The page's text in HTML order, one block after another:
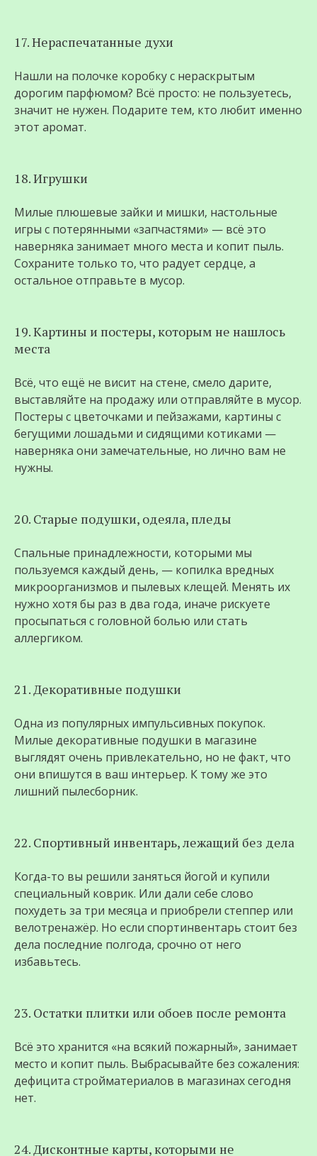
17. Нераспечатанные духи
Нашли на полочке коробку с нераскрытым
дорогим парфюмом? Всё просто: не пользуетесь,
значит не нужен. Подарите тем, кто любит именно
этот аромат.
18. Игрушки
Милые плюшевые зайки и мишки, настольные
игры с потерянными «запчастями» — всё это
наверняка занимает много места и копит пыль.
Сохраните только то, что радует сердце, а
остальное отправьте в мусор.
19. Картины и постеры, которым не нашлось
места
Всё, что ещё не висит на стене, смело дарите,
выставляйте на продажу или отправляйте в мусор.
Постеры с цветочками и пейзажами, картины с
бегущими лошадьми и сидящими котиками —
наверняка они замечательные, но лично вам не
нужны.
20. Старые подушки, одеяла, пледы
Спальные принадлежности, которыми мы
пользуемся каждый день, — копилка вредных
микроорганизмов и пылевых клещей. Менять их
нужно хотя бы раз в два года, иначе рискуете
просыпаться с головной болью или стать
аллергиком.
21. Декоративные подушки
Одна из популярных импульсивных покупок.
Милые декоративные подушки в магазине
выглядят очень привлекательно, но не факт, что
они впишутся в ваш интерьер. К тому же это
лишний пылесборник.
22. Спортивный инвентарь, лежащий без дела
Когда-то вы решили заняться йогой и купили
специальный коврик. Или дали себе слово
похудеть за три месяца и приобрели степпер или
велотренажёр. Но если спортинвентарь стоит без
дела последние полгода, срочно от него
избавьтесь.
23. Остатки плитки или обоев после ремонта
Всё это хранится «на всякий пожарный», занимает
место и копит пыль. Выбрасывайте без сожаления:
дефицита стройматериалов в магазинах сегодня
нет.
24. Дисконтные карты, которыми не